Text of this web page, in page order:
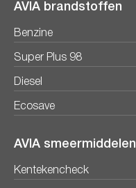
AVIA brandstoffen
Benzine
Super Plus 98
Diesel
Ecosave
AVIA smeermiddelen
Kentekencheck